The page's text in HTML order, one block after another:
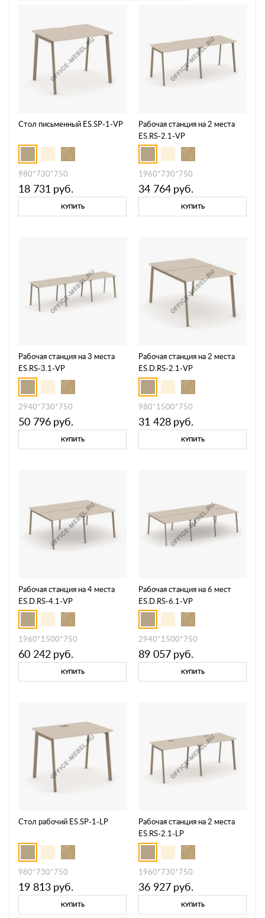
Стол письменный ES.SP-1-VP
980*730*750
18 731 руб.
КУПИТЬ
Рабочая станция на 2 места
ES.RS-2.1-VP
1960*730*750
34 764 руб.
КУПИТЬ
Рабочая станция на 3 места
ES.RS-3.1-VP
2940*730*750
50 796 руб.
КУПИТЬ
Рабочая станция на 2 места
ES.D.RS-2.1-VP
980*1500*750
31 428 руб.
КУПИТЬ
Рабочая станция на 4 места
ES.D.RS-4.1-VP
1960*1500*750
60 242 руб.
КУПИТЬ
Рабочая станция на 6 мест
ES.D.RS-6.1-VP
2940*1500*750
89 057 руб.
КУПИТЬ
Стол рабочий ES.SP-1-LP
980*730*750
19 813 руб.
КУПИТЬ
Рабочая станция на 2 места
ES.RS-2.1-LP
1960*730*750
36 927 руб.
КУПИТЬ